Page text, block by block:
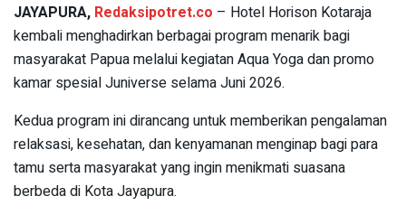
JAYAPURA, Redaksipotret.co – Hotel Horison Kotaraja
kembali menghadirkan berbagai program menarik bagi
masyarakat Papua melalui kegiatan Aqua Yoga dan promo
kamar spesial Juniverse selama Juni 2026.
Kedua program ini dirancang untuk memberikan pengalaman
relaksasi, kesehatan, dan kenyamanan menginap bagi para
tamu serta masyarakat yang ingin menikmati suasana
berbeda di Kota Jayapura.